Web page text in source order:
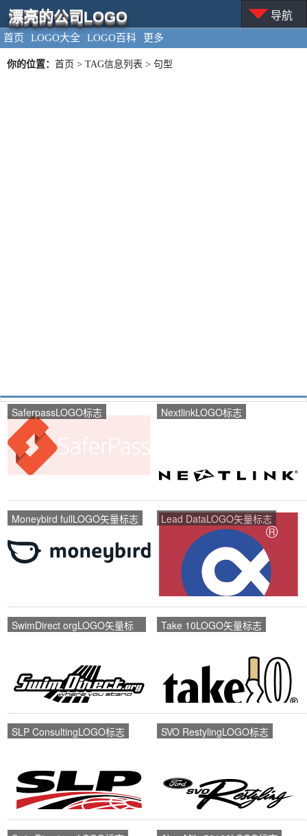
首页 LOGO大全 LOGO百科 更多
漂亮的公司LOGO 导航
你的位置： 首页 > TAG信息列表 > 句型
SaferpassLOGO标志 NextlinkLOGO标志
Moneybird fullLOGO矢量标志 Lead DataLOGO矢量标志
SwimDirect orgLOGO矢量标
Take 10LOGO矢量标志
SLP ConsultingLOGO标志 SVO RestylingLOGO标志